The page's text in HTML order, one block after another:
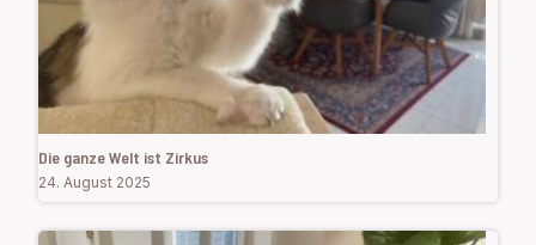
Die ganze Welt ist Zirkus
24. August 2025